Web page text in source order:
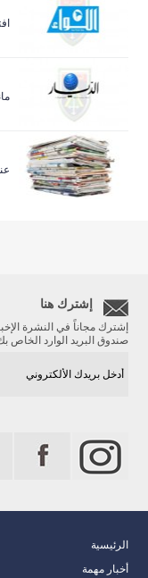
إشترك هنا
إشترك مجاناً في النشرة
صندوق البريد الوارد الخاص
الرئيسية
أخبار مهمة